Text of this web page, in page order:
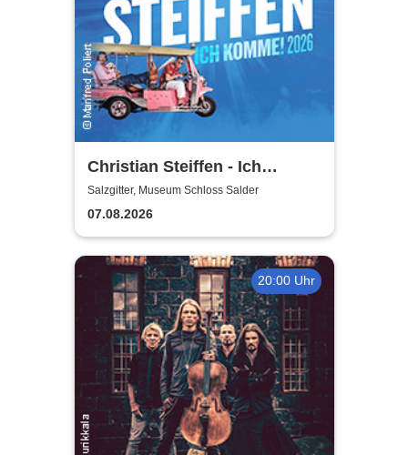
Christian Steiffen - Ich
komme! 2026
Salzgitter, Museum Schloss Salder
07.08.2026
20:00 Uhr